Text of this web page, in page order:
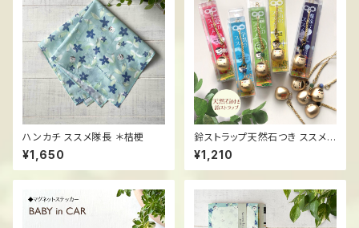
ハンカチ ススメ隊長 ＊桔梗
¥1,650
鈴ストラップ天然石つき ススメ
隊長＊ふくらすずめ福音鈴
¥1,210